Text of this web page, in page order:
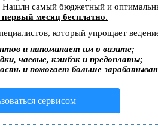
Нашли самый бюджетный и
первый месяц бесплатно.
который упрощает
и напоминает им о визите;
чаевые, кэшбэк и предоплаты;
и помогает больше
сервисом